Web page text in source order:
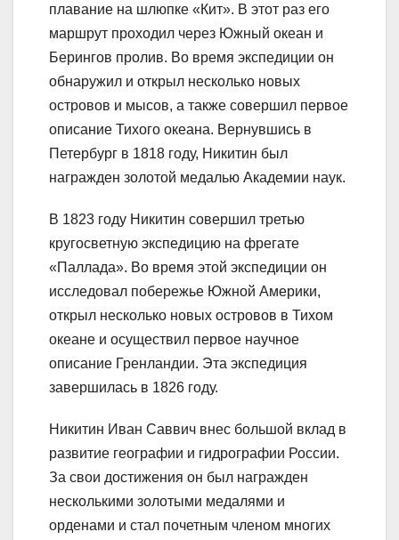
плавание на шлюпке «Кит». В этот раз его
маршрут проходил через Южный океан и
Берингов пролив. Во время экспедиции он
обнаружил и открыл несколько новых
островов и мысов, а также совершил первое
описание Тихого океана. Вернувшись в
Петербург в 1818 году, Никитин был
награжден золотой медалью Академии наук.
В 1823 году Никитин совершил третью
кругосветную экспедицию на фрегате
«Паллада». Во время этой экспедиции он
исследовал побережье Южной Америки,
открыл несколько новых островов в Тихом
океане и осуществил первое научное
описание Гренландии. Эта экспедиция
завершилась в 1826 году.
Никитин Иван Саввич внес большой вклад в
развитие географии и гидрографии России.
За свои достижения он был награжден
несколькими золотыми медалями и
орденами и стал почетным членом многих